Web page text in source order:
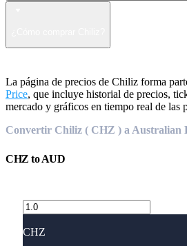
La página de precios de Chiliz forma
Price, que incluye historial de precios,
mercado y gráficos en tiempo real de las
Convertir Chiliz ( CHZ ) a Australian
CHZ toAUD
CHZ